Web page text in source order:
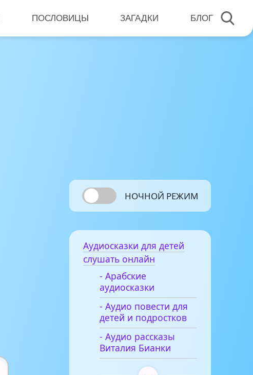
ПОСЛОВИЦЫ ЗАГАДКИ БЛОГ
НОЧНОЙ РЕЖИМ
Аудиосказки для детей
слушать онлайн
- Арабские
аудиосказки
- Аудио повести для
детей и подростков
- Аудио рассказы
Виталия Бианки